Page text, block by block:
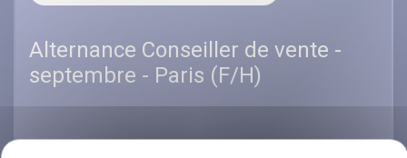
Alternance Conseiller de vente -
septembre - Paris (F/H)